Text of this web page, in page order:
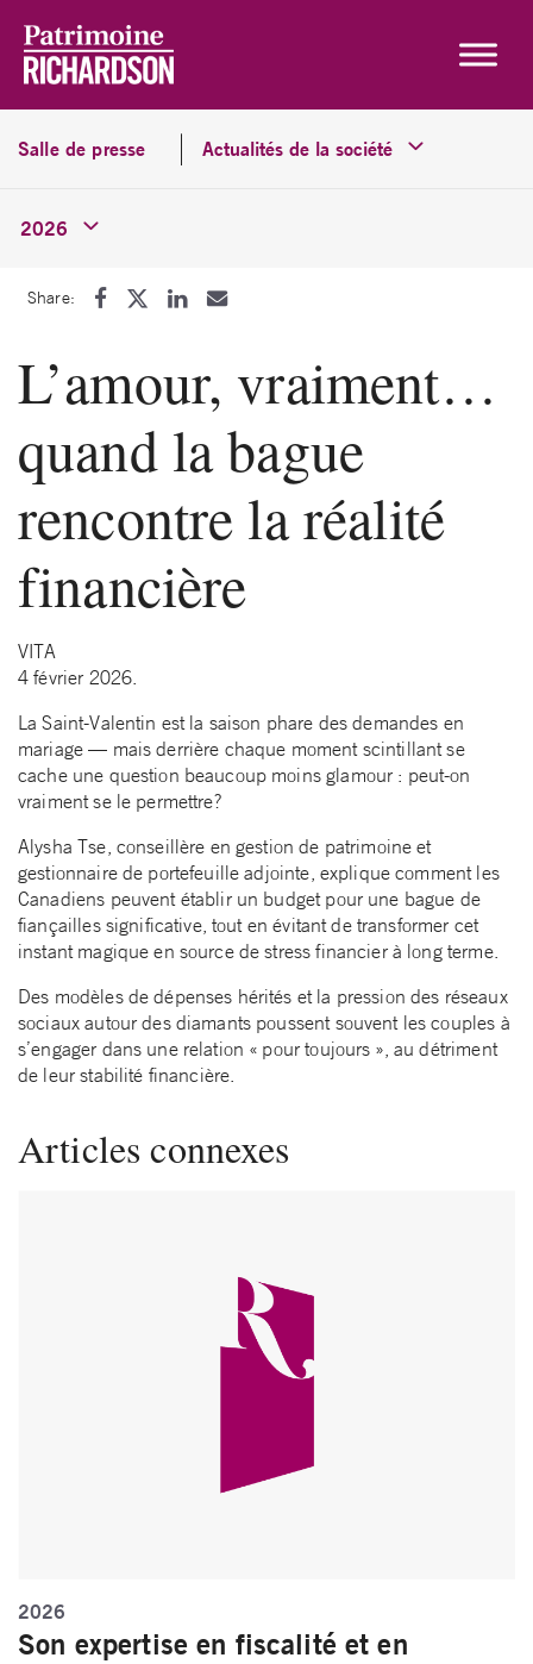
Salle de presse Actualités de la société
2026
Share:
L’amour, vraiment…
quand la bague
rencontre la réalité
financière
VITA
4 février 2026.
La Saint-Valentin est la saison phare des demandes en
mariage — mais derrière chaque moment scintillant se
cache une question beaucoup moins glamour : peut-on
vraiment se le permettre?
Alysha Tse, conseillère en gestion de patrimoine et
gestionnaire de portefeuille adjointe, explique comment les
Canadiens peuvent établir un budget pour une bague de
fiançailles significative, tout en évitant de transformer cet
instant magique en source de stress financier à long terme.
Des modèles de dépenses hérités et la pression des réseaux
sociaux autour des diamants poussent souvent les couples à
s’engager dans une relation « pour toujours », au détriment
de leur stabilité financière.
Articles connexes
2026
Son expertise en fiscalité et en